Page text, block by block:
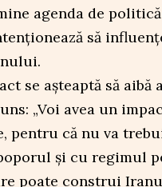
agenda de
să
se așteaptă să
„Voi avea un
pentru că nu va
și cu regimul
poate construi